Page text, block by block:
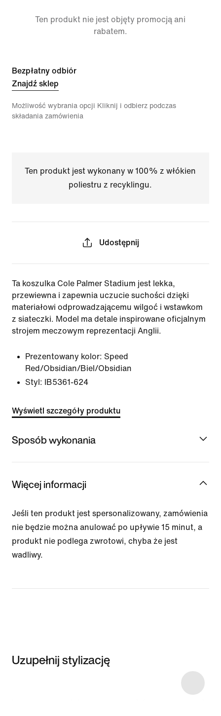
Ten produkt nie jest objęty promocją ani
rabatem.
Bezpłatny odbiór
Znajdź sklep
Możliwość wybrania opcji Kliknij i odbierz podczas
składania zamówienia
Ten produkt jest wykonany w 100% z włókien
poliestru z recyklingu.
Udostępnij
Ta koszulka Cole Palmer Stadium jest lekka,
przewiewna i zapewnia uczucie suchości dzięki
materiałowi odprowadzającemu wilgoć i wstawkom
z siateczki. Model ma detale inspirowane oficjalnym
strojem meczowym reprezentacji Anglii.
Prezentowany kolor: Speed
Red/Obsidian/Biel/Obsidian
Styl:
IB5361-624
Wyświetl szczegóły produktu
Sposób wykonania
Więcej informacji
Jeśli ten produkt jest spersonalizowany, zamówienia
nie będzie można anulować po upływie 15 minut, a
produkt nie podlega zwrotowi, chyba że jest
wadliwy.
Uzupełnij stylizację